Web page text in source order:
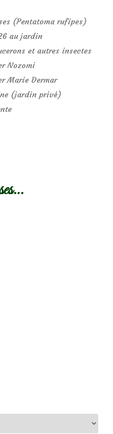
(Pentatoma rufipes)
au jardin
et autres insectes
Nozomi
Marie Dermar
(jardin privé)